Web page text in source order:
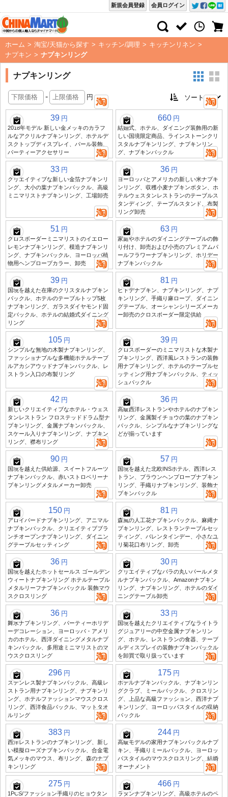
会員ログイン
新規会員登録
ホーム > 淘宝/天猫から探す > キッチン/調理 > キッチンリネン >
ナプキン > ナプキンリング
ナプキンリング
- 円
39 円
2018年モデル 新しい金メッキのカラフ
ルなアクリルナプキンリング、ホテルデ
スクトップディスプレイ、パール装飾、
パーティーアクセサリー
660 円
結婚式、ホテル、ダイニング装飾用の新
しい国境限定商品、ラインストーンクリ
スタルナプキンリング、ナプキンリン
グ、ナプキンバックル
33 円
クリエイティブな新しい金箔ナプキンリ
ング、大小の葉ナプキンバックル、高級
ミニマリストナプキンリング、工場卸売
36 円
ヨーロッパとアメリカの新しい米ナプキ
ンリング、収穫小麦ナプキンボタン、ホ
テルウェスタンレストランのテーブルス
タンディング、テーブルスタンド、布製
リング卸売
51 円
クロスボーダーミニマリストのイエロー
レモンナプキンリング、模造ナプキンリ
ング、ナプキンバックル、ヨーロッパ植
物用ヘンプロープカラー、卸売
63 円
家庭やホテルのダイニングテーブルの飾
り付け、卸売および小売のプレミアムパ
ールフラワーナプキンリング、ホリデー
ナプキンバックル
39 円
国境を越えた在庫のクリスタルナプキン
バックル、ホテルのテーブルトップ5枚
ナプキンリング、ガラスダイヤモンド固
定バックル、ホテルの結婚式ダイニング
リング
81 円
ヒトデナプキン、ナプキンリング、ナプ
キンリング、手織り麻ロープ、ダイニン
グテーブル、オーシャンシリーズメーカ
ー卸売のクロスボーダー限定供給
105 円
シンプルな無地の木製ナプキンリング、
ファッショナブルな多機能ホテルテーブ
ルアカシアウッドナプキンバックル、レ
ストラン入口の布製リング
39 円
クロスボーダーのミニマリストな木製ナ
プキンリング、西洋風レストランの装飾
用ナプキンリング、ホテルのテーブルセ
ッティング用ナプキンバックル、ティッ
シュバックル
42 円
新しいクリエイティブなホテル・ウェス
タンレストラン フロステッドドラム型ナ
プキンリング、金属ナプキンバックル、
スケール入りナプキンリング、ナプキン
リング、襟布リング
36 円
高級西洋レストランやホテルのナプキン
リング、金属製イチョウの葉のナプキン
バックル、シンプルなナプキンリングな
どが揃っています
90 円
国境を越えた供給源、スイートフルーツ
ナプキンバックル、赤いストロベリーナ
プキンリングメタルメーカー卸売
57 円
国境を越えた北欧INSホテル、西洋レス
トラン、ブラウンヘンプロープナプキン
リング、手織りナプキンリング、装飾ナ
プキンバックル
150 円
アロイバードナプキンリング、アニマル
ナプキンバックル、クリエイティブブラ
ンチオープンナプキンリング、ダイニン
グテーブルセッティング
81 円
森風の人工花ナプキンバックル、麻縄ナ
プキンリング、レストランテーブルセッ
ティング、バレンタインデー、小さなユ
リ菊花口布リング、卸売
36 円
国境を越えたホットセールス ゴールデン
ウィートナプキンリング ホテルテーブル
メタルリーフナプキンバックル 装飾マウ
スクロスリング
30 円
クリエイティブなバラの丸いパールメタ
ルナプキンバックル、Amazonナプキン
リング、ナプキンリング、ホテルのダイ
ニングテーブル卸売
36 円
舞水ナプキンリング、パーティーホリデ
ーデコレーション、ヨーロッパ・アメリ
カのホテル、西洋ダイニングメタルナプ
キンバックル、多用途ミニマリストのマ
ウスクロスリング
33 円
国境を越えたクリエイティブなライトラ
グジュアリーの中空金属ナプキンリン
グ、ホテル、レストランの食器、テーブ
ルディスプレイの装飾ナプキンバックル
を卸買で取り扱っています
296 円
ステンレス製ナプキンバックル、高級レ
ストラン用ナプキンリング、ナプキンリ
ング、ホテルファッションマウスクロス
リング、西洋食品バックル、マットタオ
ルリング
175 円
ホテルナプキンバックル、ナプキンリン
グクラブ、ミールバックル、クロスリン
グ、上品な高級ファッション、西洋ナプ
キンリング、ヨーロッパスタイルの収納
バックル
383 円
西洋レストランのナプキンリング、新し
い模擬ローズナプキンバックル、合金電
気メッキのマウス、布リング、森のナプ
キンリング
244 円
高級モデルの家用ナプキンバックルナプ
キン、手織りミールバックル、ヨーロッ
パスタイルのマウスクロスリング、結婚
オーナメント
275 円
1PCS/ファッション手織りのヒョウタン
466 円
ラタンナプキンリング、高級ホテルのペ